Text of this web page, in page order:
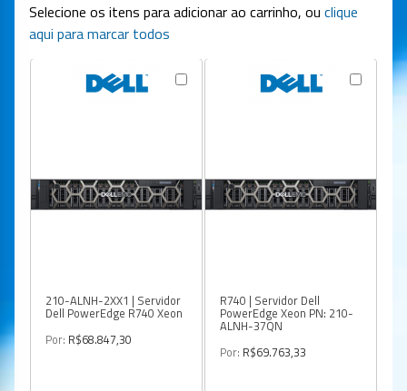
Selecione os itens para adicionar ao carrinho, ou clique
aqui para marcar todos
210-ALNH-2XX1 | Servidor
Dell PowerEdge R740 Xeon
Por: R$68.847,30
R740 | Servidor Dell
PowerEdge Xeon PN: 210-
ALNH-37QN
Por: R$69.763,33